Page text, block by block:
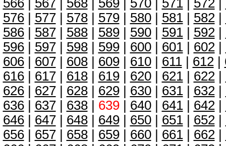
566| 567| 568| 569| 570| 571| 572|
576| 577| 578| 579| 580| 581| 582|
586| 587| 588| 589| 590| 591| 592|
596| 597| 598| 599| 600| 601| 602|
606| 607| 608| 609| 610| 611| 612|
616| 617| 618| 619| 620| 621| 622|
626| 627| 628| 629| 630| 631| 632|
636| 637| 638| 639| 640| 641| 642|
646| 647| 648| 649| 650| 651| 652|
656| 657| 658| 659| 660| 661| 662|